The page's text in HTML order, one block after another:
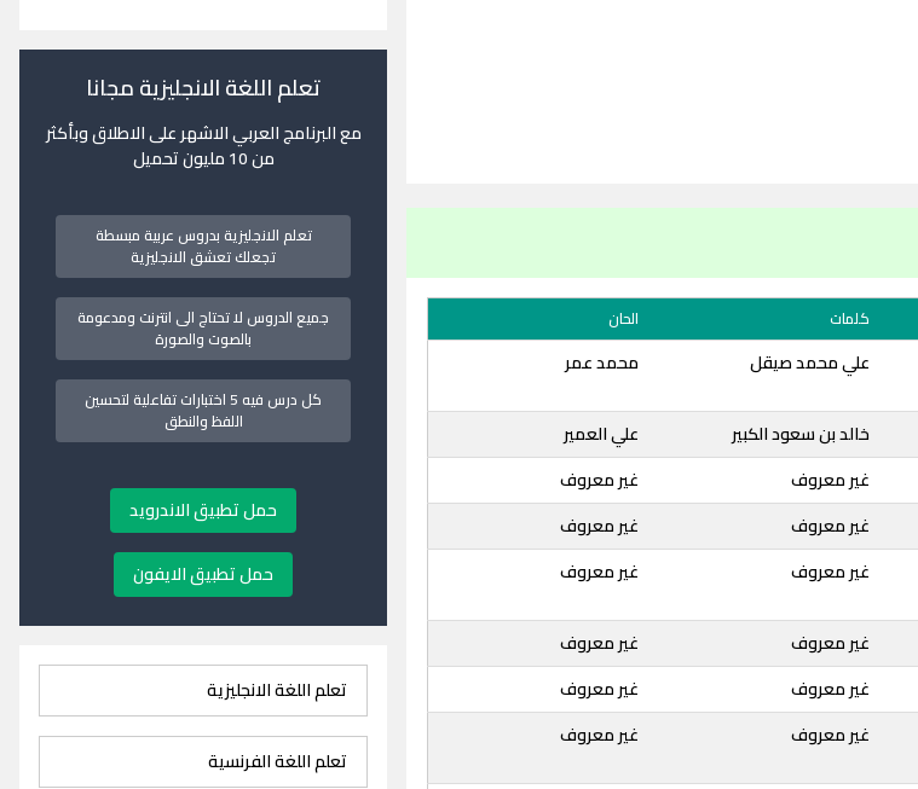
كلمات الحان
علي محمد صيقل محمد عمر
خالد بن سعود الكبير
علي العمير
غير معروف
غير معروف
غير معروف
غير معروف
غير معروف غير معروف
غير معروف
غير معروف
غير معروف
غير معروف
غير معروف غير معروف
تعلم اللغة الانجليزية مجانا
مع البرنامج العربي الاشهر على الاطلاق وبأكثر
من 10 مليون تحميل
تعلم الانجليزية بدروس عربية مبسطة
تجعلك تعشق الانجليزية
جميع الدروس لا تحتاج الى انترنت ومدعومة
بالصوت والصورة
كل درس فيه 5 اختبارات تفاعلية لتحسين
اللفظ والنطق
حمل تطبيق الاندرويد
حمل تطبيق الايفون
تعلم اللغة الانجليزية
تعلم اللغة الفرنسية